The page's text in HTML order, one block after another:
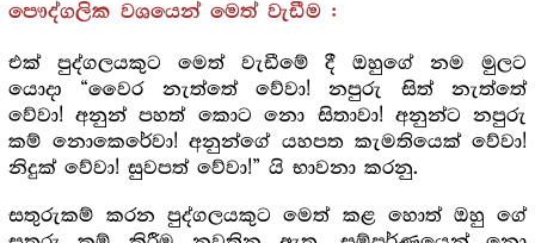
පෞද්ගලික වශයෙන් මෙත් වැඩීම :
එක් පුද්ගලයකුට මෙත් වැඩීමේ දී ඔහුගේ නම මුලට
යොදා “වෛර නැත්තේ වේවා! නපුරු සිත් නැත්තේ
වේවා! අනුන් පහත් කොට නො සිතාවා! අනුන්ට නපුරු
කම් නොකෙරේවා! අනුන්ගේ යහපත කැමතියෙක් වේවා!
නිදුක් වේවා! සුවපත් වේවා!” යි භාවනා කරනු.
සතුරුකම් කරන පුද්ගලයකුට මෙත් කළ හොත් ඔහු ගේ